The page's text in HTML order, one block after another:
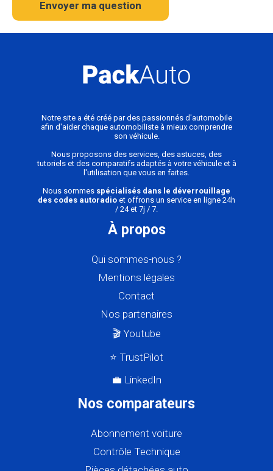
Envoyer ma question
Notre site a été créé par des passionnés d'automobile
afin d'aider chaque automobiliste à mieux comprendre
son véhicule.
Nous proposons des services, des astuces, des
tutoriels et des comparatifs adaptés à votre véhicule et à
l'utilisation que vous en faites.
Nous sommes spécialisés dans le déverrouillage
des codes autoradio et offrons un service en ligne 24h
/ 24 et 7j / 7.
À propos
Qui sommes-nous ?
Mentions légales
Contact
Nos partenaires
🎬 Youtube
⭐ TrustPilot
💼 LinkedIn
Nos comparateurs
Abonnement voiture
Contrôle Technique